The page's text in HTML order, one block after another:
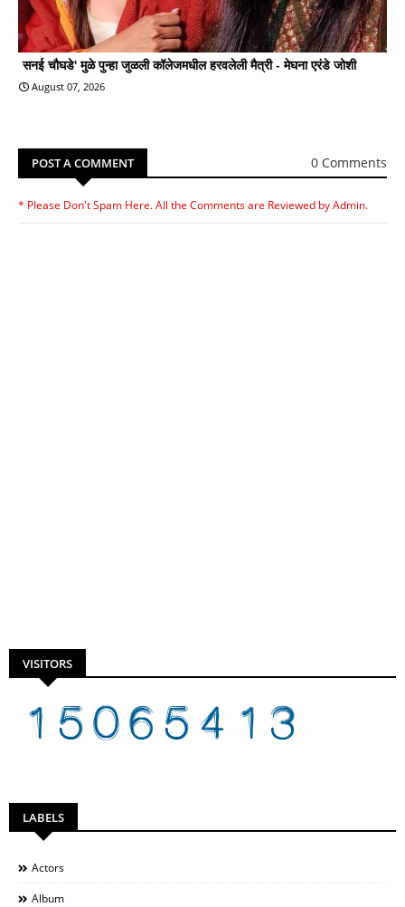
सनई चौघडे' मुळे पुन्हा जुळली कॉलेजमधील हरवलेली मैत्री - मेघना एरंडे जोशी
August 07, 2026
POST A COMMENT 0 Comments
* Please Don't Spam Here. All the Comments are Reviewed by Admin.
VISITORS
LABELS
Actors
Album